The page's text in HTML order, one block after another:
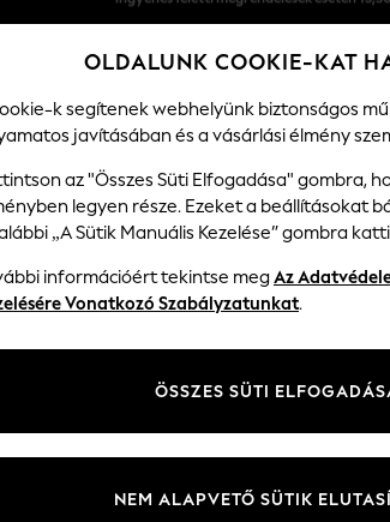
Könnyű visszaküldés*
Elfogadjuk
BABÁKNAK NŐI
farmernadrágok
Leggingek és
Méret Kategória
OLDALUNK COOKIE-KAT
k segítenek webhelyünk biztonságos
javításában és a vásárlási élmény
az "Összes Süti Elfogadása" gombra,
legyen része. Ezeket a beállításokat
„A Sütik Manuális Kezelése” gombra
információért tekintse megAz
Vonatkozó Szabályzatunkat.
ÖSSZES SÜTI
NEM ALAPVETŐ SÜTIK